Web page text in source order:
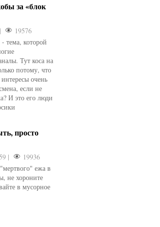
за «блок
|
19576
тема, которой
Тут коса на
потому, что
очень
если не
И это его люди
просто
|
19936
ежа в
не хороните
в мусорное